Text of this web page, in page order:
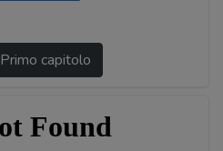
Primo capitolo